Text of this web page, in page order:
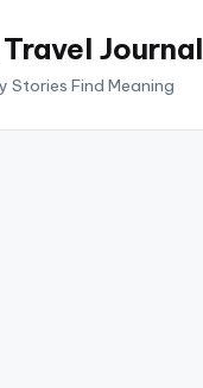
Journal
Stories Find Meaning